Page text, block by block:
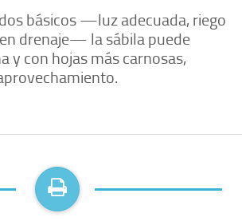
básicos —luz adecuada, riego
drenaje— la sábila puede
y con hojas más carnosas,